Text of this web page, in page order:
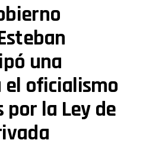
una
oficialismo
por la Ley de